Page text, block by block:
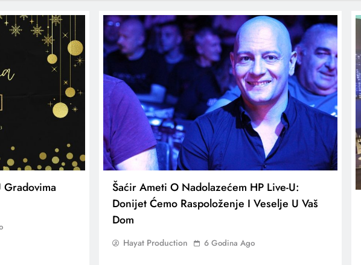
Šaćir Ameti O Nadolazećem HP Live-U:
Donijet Ćemo Raspoloženje I Veselje U Vaš
Dom
Hayat Production 6 Godina Ago